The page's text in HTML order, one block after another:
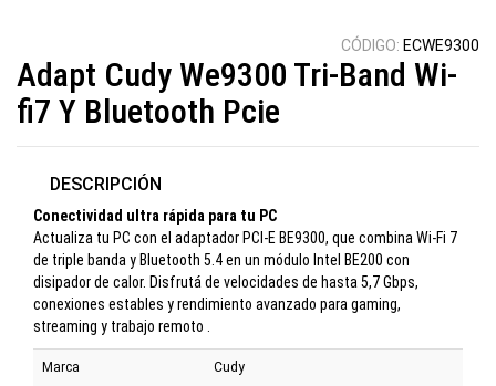
CÓDIGO: ECWE9300
Adapt Cudy We9300 Tri-Band Wi-
fi7 Y Bluetooth Pcie
DESCRIPCIÓN
Conectividad ultra rápida para tu PC
Actualiza tu PC con el adaptador PCI-E BE9300, que combina Wi-Fi 7
de triple banda y Bluetooth 5.4 en un módulo Intel BE200 con
disipador de calor. Disfrutá de velocidades de hasta 5,7 Gbps,
conexiones estables y rendimiento avanzado para gaming,
streaming y trabajo remoto .
Marca Cudy